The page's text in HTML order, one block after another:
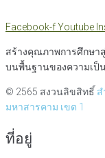
Facebook-fYoutube
สร้างคุณภาพการศึกษา
บนพื้นฐานของความเป็
© 2565 สงวนลิขสิทธิ์ ส
มหาสารคาม เขต 1
ที่อยู่